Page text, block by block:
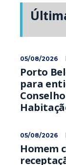
05/08/2026
Porto
para
05/08/2026
Homem